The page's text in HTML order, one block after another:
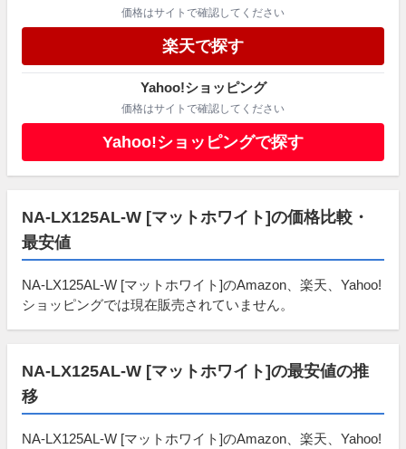
価格はサイトで確認してください
楽天で探す
Yahoo!ショッピング
価格はサイトで確認してください
Yahoo!ショッピングで探す
NA-LX125AL-W [マットホワイト]の価格比較・
最安値
NA-LX125AL-W [マットホワイト]のAmazon、楽天、Yahoo!
ショッピングでは現在販売されていません。
NA-LX125AL-W [マットホワイト]の最安値の推
移
NA-LX125AL-W [マットホワイト]のAmazon、楽天、Yahoo!